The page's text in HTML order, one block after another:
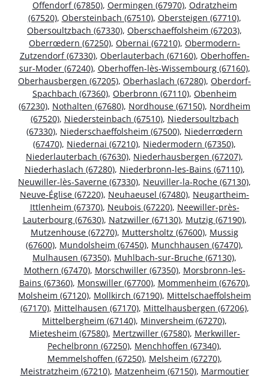
Offendorf (67850), Oermingen (67970), Odratzheim
(67520), Obersteinbach (67510), Obersteigen (67710),
Obersoultzbach (67330), Oberschaeffolsheim (67203),
Oberrœdern (67250), Obernai (67210), Obermodern-
Zutzendorf (67330), Oberlauterbach (67160), Oberhoffen-
sur-Moder (67240), Oberhoffen-lès-Wissembourg (67160),
Oberhausbergen (67205), Oberhaslach (67280), Oberdorf-
Spachbach (67360), Oberbronn (67110), Obenheim
(67230), Nothalten (67680), Nordhouse (67150), Nordheim
(67520), Niedersteinbach (67510), Niedersoultzbach
(67330), Niederschaeffolsheim (67500), Niederrœdern
(67470), Niedernai (67210), Niedermodern (67350),
Niederlauterbach (67630), Niederhausbergen (67207),
Niederhaslach (67280), Niederbronn-les-Bains (67110),
Neuwiller-lès-Saverne (67330), Neuviller-la-Roche (67130),
Neuve-Église (67220), Neuhaeusel (67480), Neugartheim-
Ittlenheim (67370), Neubois (67220), Neewiller-près-
Lauterbourg (67630), Natzwiller (67130), Mutzig (67190),
Mutzenhouse (67270), Muttersholtz (67600), Mussig
(67600), Mundolsheim (67450), Munchhausen (67470),
Mulhausen (67350), Muhlbach-sur-Bruche (67130),
Mothern (67470), Morschwiller (67350), Morsbronn-les-
Bains (67360), Monswiller (67700), Mommenheim (67670),
Molsheim (67120), Mollkirch (67190), Mittelschaeffolsheim
(67170), Mittelhausen (67170), Mittelhausbergen (67206),
Mittelbergheim (67140), Minversheim (67270),
Mietesheim (67580), Mertzwiller (67580), Merkwiller-
Pechelbronn (67250), Menchhoffen (67340),
Memmelshoffen (67250), Melsheim (67270),
Meistratzheim (67210), Matzenheim (67150), Marmoutier